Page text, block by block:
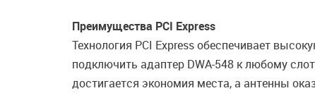
Преимущества PCI Express
Технология PCI Express обеспечивает
подключить адаптер DWA-548 к любому
достигается экономия места, а антенны